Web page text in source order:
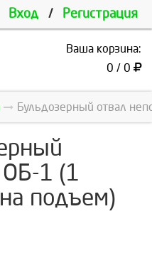
Вход / Регистрация
Ваша корзина:
0 / 0
Бульдозерный отвал
1 (1
подъем)